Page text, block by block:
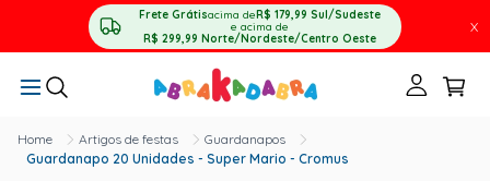
Frete Grátisacima deR$ 179,99 Sul/Sudeste
e acima de
R$ 299,99 Norte/Nordeste/Centro Oeste
X
Artigos de festas
Guardanapos
Guardanapo 20 Unidades - Super Mario - Cromus